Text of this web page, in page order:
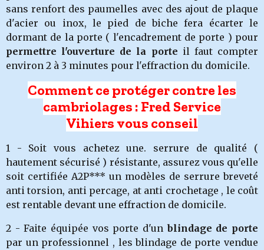
sans renfort des paumelles avec des ajout de plaque
d'acier ou inox, le pied de biche fera écarter le
dormant de la porte ( l'encadrement de porte ) pour
permettre l'ouverture de la porte il faut compter
environ 2 à 3 minutes pour l'effraction du domicile.
Comment ce protéger contre les
cambriolages : Fred Service
Vihiers vous conseil
1 - Soit vous achetez une. serrure de qualité (
hautement sécurisé ) résistante, assurez vous qu'elle
soit certifiée A2P*** un modèles de serrure breveté
anti torsion, anti percage, at anti crochetage , le coût
est rentable devant une effraction de domicile.
2 - Faite équipée vos porte d'unblindage de porte
par un professionnel , les blindage de porte vendue